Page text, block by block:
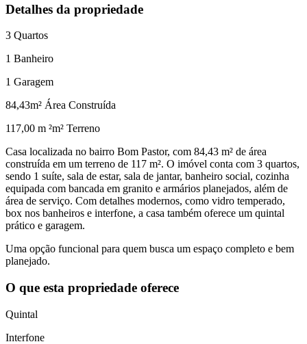
Detalhes da propriedade
3 Quartos
1 Banheiro
1 Garagem
84,43m² Área Construída
117,00 m ²m² Terreno
Casa localizada no bairro Bom Pastor, com 84,43 m² de área
construída em um terreno de 117 m². O imóvel conta com 3 quartos,
sendo 1 suíte, sala de estar, sala de jantar, banheiro social, cozinha
equipada com bancada em granito e armários planejados, além de
área de serviço. Com detalhes modernos, como vidro temperado,
box nos banheiros e interfone, a casa também oferece um quintal
prático e garagem.
Uma opção funcional para quem busca um espaço completo e bem
planejado.
O que esta propriedade oferece
Quintal
Interfone